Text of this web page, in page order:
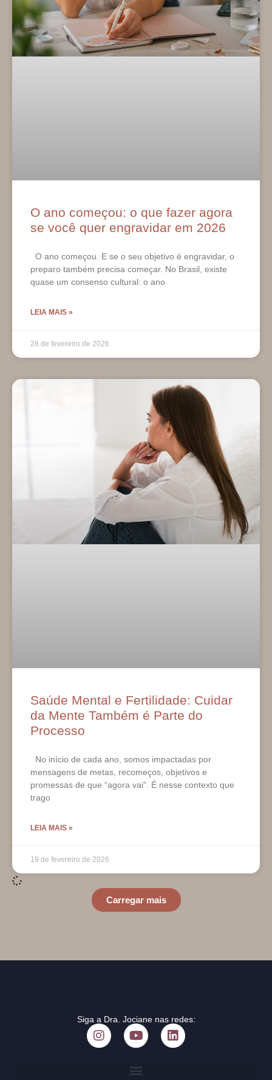
O ano começou: o que fazer agora
se você quer engravidar em 2026
O ano começou. E se o seu objetivo é engravidar, o
preparo também precisa começar. No Brasil, existe
quase um consenso cultural: o ano
LEIA MAIS »
28 de fevereiro de 2026
Saúde Mental e Fertilidade: Cuidar
da Mente Também é Parte do
Processo
No início de cada ano, somos impactadas por
mensagens de metas, recomeços, objetivos e
promessas de que “agora vai”. É nesse contexto que
trago
LEIA MAIS »
19 de fevereiro de 2026
Carregar mais
Siga a Dra. Jociane nas redes: